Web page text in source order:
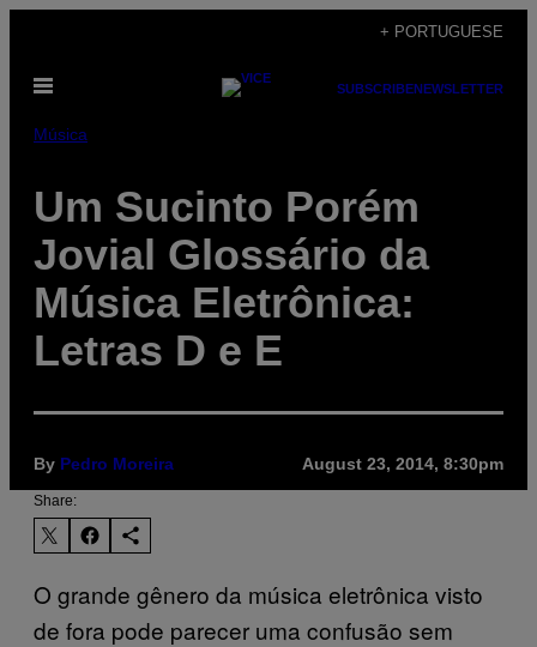
content
+ PORTUGUESE
Open
SUBSCRIBENEWSLETTER
Música
Um Sucinto Porém
Jovial Glossário da
Música Eletrônica:
Letras D e E
By Pedro Moreira August 23, 2014, 8:30pm
Share:
O grande gênero da música eletrônica visto
de fora pode parecer uma confusão sem